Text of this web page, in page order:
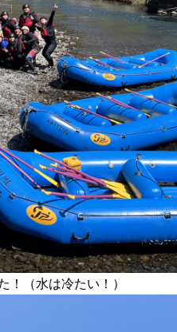
！（水は冷たい！）